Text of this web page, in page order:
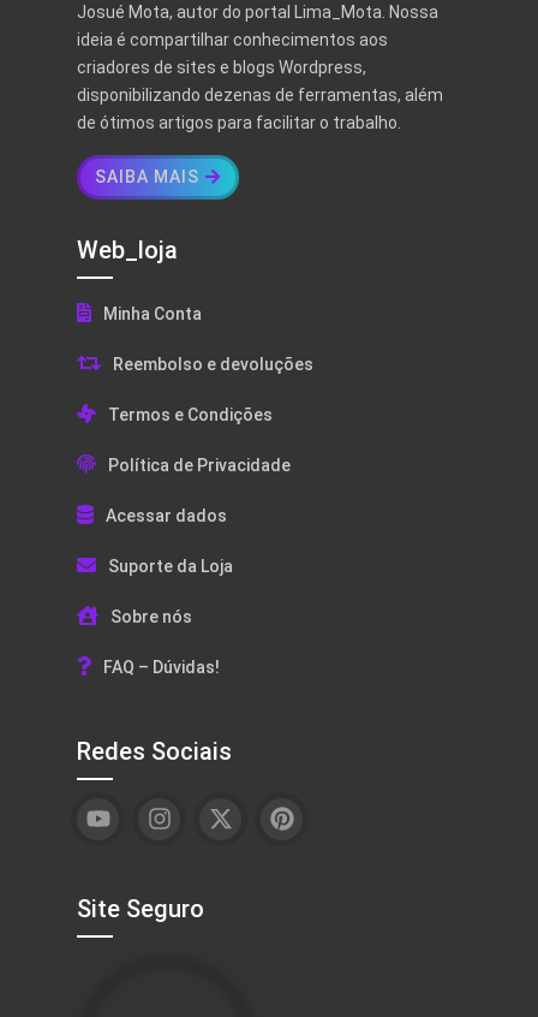
Josué Mota, autor do portal Lima_Mota. Nossa
ideia é compartilhar conhecimentos aos
criadores de sites e blogs Wordpress,
disponibilizando dezenas de ferramentas, além
de ótimos artigos para facilitar o trabalho.
SAIBA MAIS
Web_loja
Minha Conta
Reembolso e devoluções
Termos e Condições
Política de Privacidade
Acessar dados
Suporte da Loja
Sobre nós
FAQ – Dúvidas!
Redes Sociais
Site Seguro